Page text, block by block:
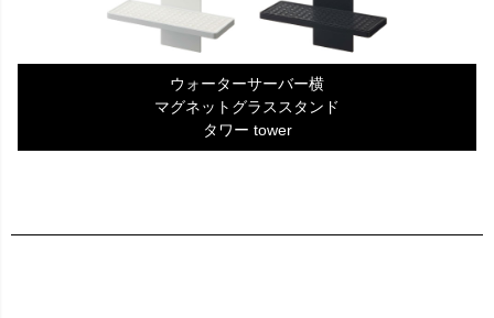
ウォーターサーバー横
マグネットグラススタンド
タワー tower